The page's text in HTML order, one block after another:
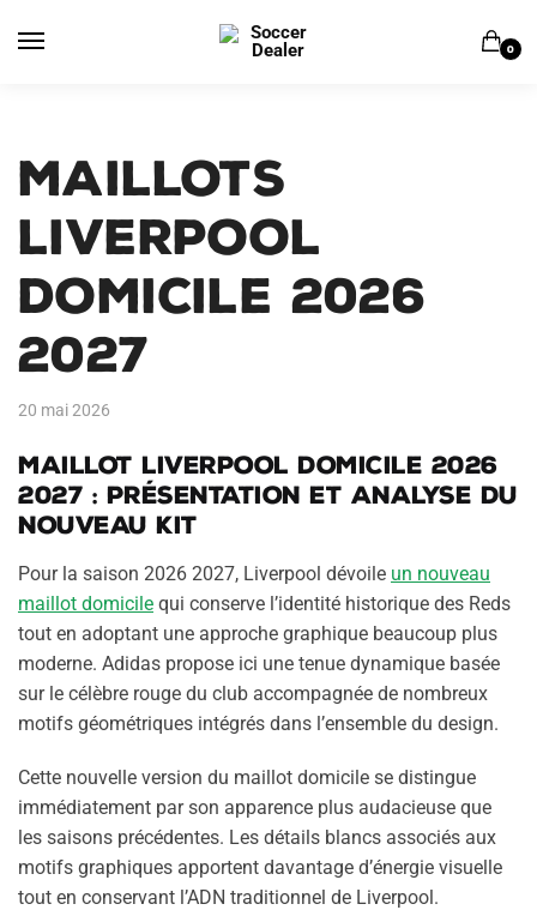
0
Maillots
Liverpool
Domicile 2026
2027
20 mai 2026
Maillot Liverpool domicile 2026
2027 : présentation et analyse du
nouveau kit
Pour la saison 2026 2027, Liverpool dévoile un nouveau
maillot domicile qui conserve l’identité historique des Reds
tout en adoptant une approche graphique beaucoup plus
moderne. Adidas propose ici une tenue dynamique basée
sur le célèbre rouge du club accompagnée de nombreux
motifs géométriques intégrés dans l’ensemble du design.
Cette nouvelle version du maillot domicile se distingue
immédiatement par son apparence plus audacieuse que
les saisons précédentes. Les détails blancs associés aux
motifs graphiques apportent davantage d’énergie visuelle
tout en conservant l’ADN traditionnel de Liverpool.